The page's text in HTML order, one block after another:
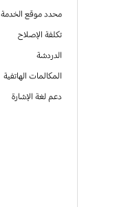
محدد موقع الخدمة
تكلفة الإصلاح
الدردشة
المكالمات الهاتفية
دعم لغة الإشارة